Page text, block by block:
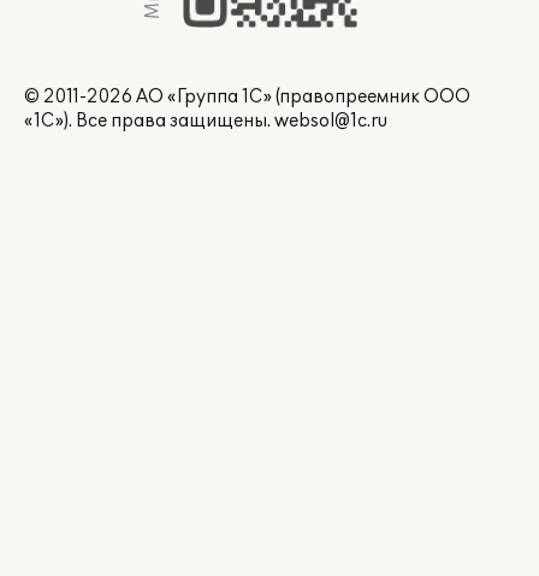
© 2011-2026 АО «Группа 1С» (правопреемник ООО
«1С»). Все права защищены. websol@1c.ru